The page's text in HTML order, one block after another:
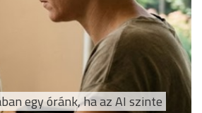
egy óránk, ha az AI szinte